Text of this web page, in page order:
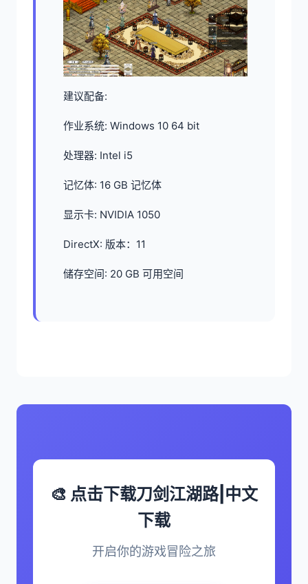
建议配备:
作业系统: Windows 10 64 bit
处理器: Intel i5
记忆体: 16 GB 记忆体
显示卡: NVIDIA 1050
DirectX: 版本：11
储存空间: 20 GB 可用空间
🎨 点击下载刀剑江湖路|中文
下载
开启你的游戏冒险之旅